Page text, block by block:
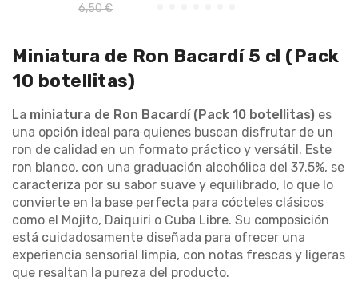
6,50 €
Miniatura de Ron Bacardí 5 cl (Pack
10 botellitas)
La miniatura de Ron Bacardí (Pack 10 botellitas) es
una opción ideal para quienes buscan disfrutar de un
ron de calidad en un formato práctico y versátil. Este
ron blanco, con una graduación alcohólica del 37.5%, se
caracteriza por su sabor suave y equilibrado, lo que lo
convierte en la base perfecta para cócteles clásicos
como el Mojito, Daiquiri o Cuba Libre. Su composición
está cuidadosamente diseñada para ofrecer una
experiencia sensorial limpia, con notas frescas y ligeras
que resaltan la pureza del producto.